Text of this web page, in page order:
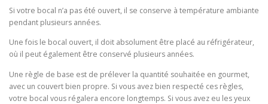
Si votre bocal n’a pas été ouvert, il se conserve à température ambiante
pendant plusieurs années.
Une fois le bocal ouvert, il doit absolument être placé au réfrigérateur,
où il peut également être conservé plusieurs années.
Une règle de base est de prélever la quantité souhaitée en gourmet,
avec un couvert bien propre. Si vous avez bien respecté ces règles,
votre bocal vous régalera encore longtemps. Si vous avez eu les yeux